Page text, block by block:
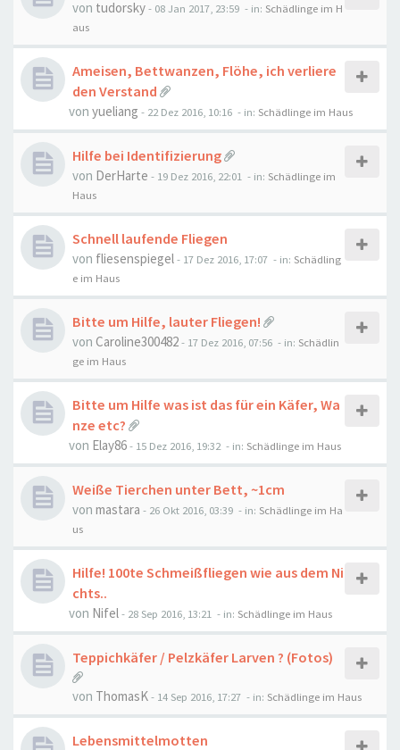
von tudorsky- 08 Jan 2017, 23:59 - in: Schädlinge im H
aus
Ameisen, Bettwanzen, Flöhe, ich verliere
den Verstand
von yueliang - 22 Dez 2016, 10:16 - in: Schädlinge im Haus
Hilfe bei Identifizierung
von DerHarte - 19 Dez 2016, 22:01 - in: Schädlinge im
Haus
Schnell laufende Fliegen
von fliesenspiegel- 17 Dez 2016, 17:07 - in: Schädling
e im Haus
Bitte um Hilfe, lauter Fliegen!
von Caroline300482- 17 Dez 2016, 07:56 - in: Schädlin
ge im Haus
Bitte um Hilfe was ist das für ein Käfer, Wa
nze etc?
von Elay86- 15 Dez 2016, 19:32 - in: Schädlinge im Haus
Weiße Tierchen unter Bett, ~1cm
von mastara - 26 Okt 2016, 03:39 - in: Schädlinge im Ha
us
Hilfe! 100te Schmeißfliegen wie aus dem Ni
chts..
von Nifel- 28 Sep 2016, 13:21 - in: Schädlinge im Haus
Teppichkäfer / Pelzkäfer Larven ? (Fotos)
von ThomasK- 14 Sep 2016, 17:27 - in: Schädlinge im Haus
Lebensmittelmotten